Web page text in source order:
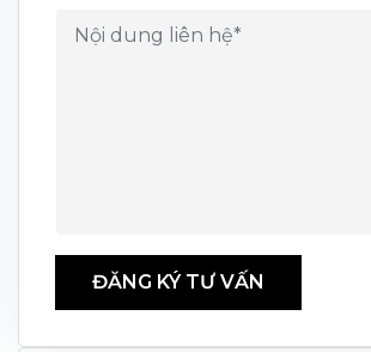
ĐĂNG KÝ TƯ VẤN